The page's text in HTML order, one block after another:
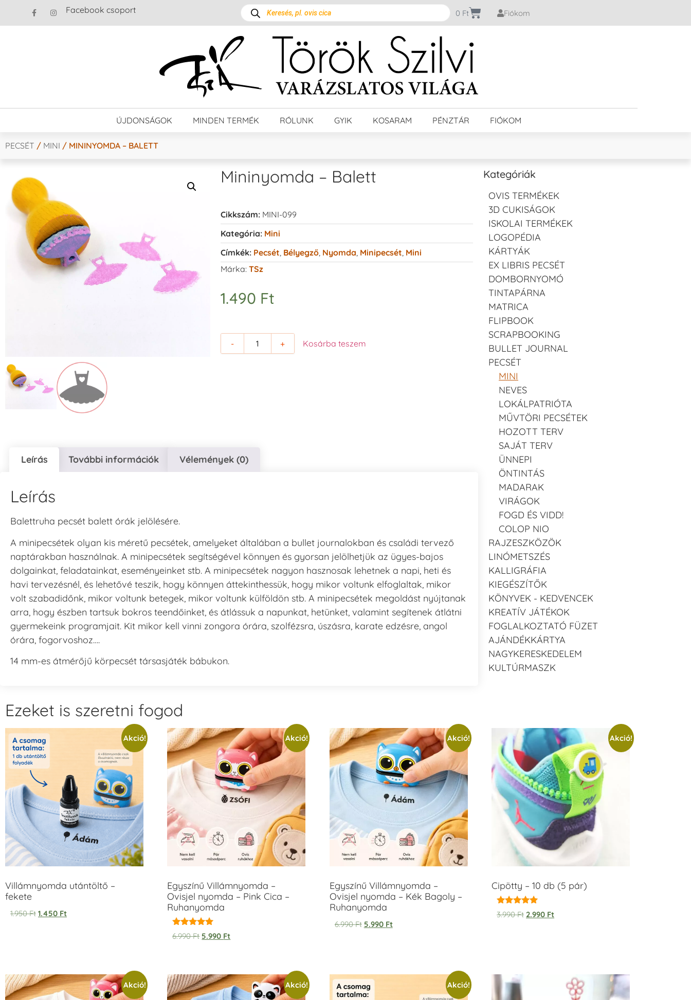
Facebook csoport 0 Ft Fiókom
ÚJDONSÁGOK MINDEN TERMÉK RÓLUNK GYIK KOSARAM PÉNZTÁR FIÓKOM
PECSÉT / MINI / MININYOMDA – BALETT
Mininyomda – Balett
Cikkszám: MINI-099
Kategória: Mini
Címkék: Pecsét Bélyegző, Nyomda Minipecsét Mini
Márka: TSz
1.490 Ft
- + Kosárba teszem
Leírás További információk Vélemények (0)
Leírás
Balettruha pecsét balett órák jelölésére.
A minipecsétek olyan kis méretű pecsétek, amelyeket általában a bullet journalokban és családi tervező
naptárakban használnak. A minipecsétek segítségével könnyen és gyorsan jelölhetjük az ügyes-bajos
dolgainkat, feladatainkat, eseményeinket stb. A minipecsétek nagyon hasznosak lehetnek a napi, heti és
havi tervezésnél, és lehetővé teszik, hogy könnyen áttekinthessük, hogy mikor voltunk elfoglaltak, mikor
volt szabadidőnk, mikor voltunk betegek, mikor voltunk külföldön stb. A minipecsétek megoldást nyújtanak
arra, hogy észben tartsuk bokros teendőinket, és átlássuk a napunkat, hetünket, valamint segítenek átlátni
gyermekeink programjait. Kit mikor kell vinni zongora órára, szolfézsra, úszásra, karate edzésre, angol
órára, fogorvoshoz….
14 mm-es átmérőjű körpecsét társasjáték bábukon.
Kategóriák
OVIS TERMÉKEK
3D CUKISÁGOK
ISKOLAI TERMÉKEK
LOGOPÉDIA
KÁRTYÁK
EX LIBRIS PECSÉT
DOMBORNYOMÓ
TINTAPÁRNA
MATRICA
FLIPBOOK
SCRAPBOOKING
BULLET JOURNAL
PECSÉT
MINI
NEVES
LOKÁLPATRIÓTA
MŰVTÖRI PECSÉTEK
HOZOTT TERV
SAJÁT TERV
ÜNNEPI
ÖNTINTÁS
MADARAK
VIRÁGOK
FOGD ÉS VIDD!
COLOP NIO
RAJZESZKÖZÖK
LINÓMETSZÉS
KALLIGRÁFIA
KIEGÉSZÍTŐK
KÖNYVEK - KEDVENCEK
KREATÍV JÁTÉKOK
FOGLALKOZTATÓ FÜZET
AJÁNDÉKKÁRTYA
NAGYKERESKEDELEM
KULTÚRMASZK
Ezeket is szeretni fogod
Akció!
Villámnyomda utántöltő –
fekete
1.950Ft 1.450 Ft
Akció!
Egyszínű Villámnyomda –
Ovisjel nyomda – Pink Cica –
Ruhanyomda
Értékelés:
5.00
6.990Ft 5.990 Ft
Akció!
Egyszínű Villámnyomda –
Ovisjel nyomda – Kék Bagoly –
Ruhanyomda
6.990Ft 5.990 Ft
Akció!
Cipötty – 10 db (5 pár)
Értékelés:
5.00
3.990Ft 2.990 Ft
Akció! Akció! Akció!